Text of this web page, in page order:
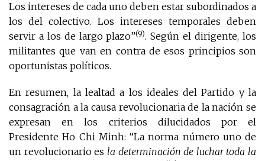
Los intereses de cada uno deben estar subordinados a
los del colectivo. Los intereses temporales deben
servir a los de largo plazo”(9). Según el dirigente, los
militantes que van en contra de esos principios son
oportunistas políticos.
En resumen, la lealtad a los ideales del Partido y la
consagración a la causa revolucionaria de la nación se
expresan en los criterios dilucidados por el
Presidente Ho Chi Minh: “La norma número uno de
un revolucionario es la determinación de luchar toda la